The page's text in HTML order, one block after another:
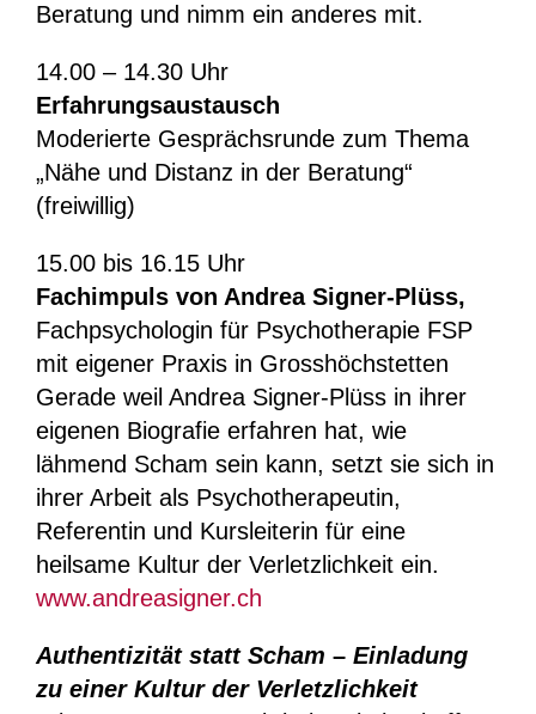
Beratung und nimm ein anderes mit.
14.00 – 14.30 Uhr
Erfahrungsaustausch
Moderierte Gesprächsrunde zum Thema
„Nähe und Distanz in der Beratung“
(freiwillig)
15.00 bis 16.15 Uhr
Fachimpuls von Andrea Signer-Plüss,
Fachpsychologin für Psychotherapie FSP
mit eigener Praxis in Grosshöchstetten
Gerade weil Andrea Signer-Plüss in ihrer
eigenen Biografie erfahren hat, wie
lähmend Scham sein kann, setzt sie sich in
ihrer Arbeit als Psychotherapeutin,
Referentin und Kursleiterin für eine
heilsame Kultur der Verletzlichkeit ein.
www.andreasigner.ch
Authentizität statt Scham – Einladung
zu einer Kultur der Verletzlichkeit